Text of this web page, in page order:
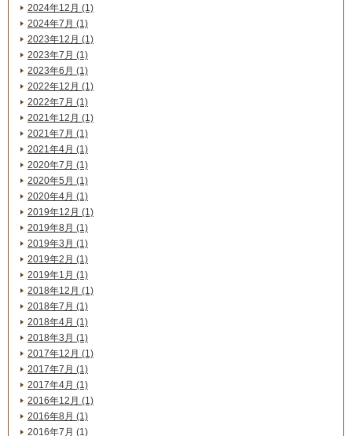
2024年12月 (1)
2024年7月 (1)
2023年12月 (1)
2023年7月 (1)
2023年6月 (1)
2022年12月 (1)
2022年7月 (1)
2021年12月 (1)
2021年7月 (1)
2021年4月 (1)
2020年7月 (1)
2020年5月 (1)
2020年4月 (1)
2019年12月 (1)
2019年8月 (1)
2019年3月 (1)
2019年2月 (1)
2019年1月 (1)
2018年12月 (1)
2018年7月 (1)
2018年4月 (1)
2018年3月 (1)
2017年12月 (1)
2017年7月 (1)
2017年4月 (1)
2016年12月 (1)
2016年8月 (1)
2016年7月 (1)